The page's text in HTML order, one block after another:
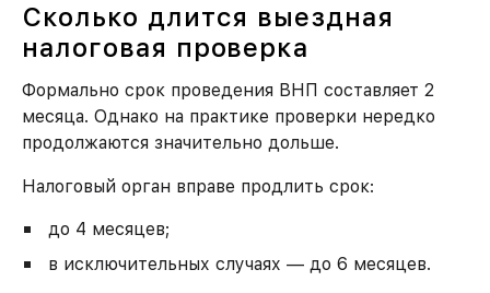
Сколько длится выездная
налоговая проверка
Формально срок проведения ВНП составляет 2
месяца. Однако на практике проверки нередко
продолжаются значительно дольше.
Налоговый орган вправе продлить срок:
до 4 месяцев;
в исключительных случаях — до 6 месяцев.